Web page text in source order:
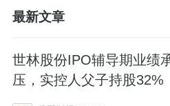
最新文章
世林股份IPO辅导期业绩
压，实控人父子持股32%